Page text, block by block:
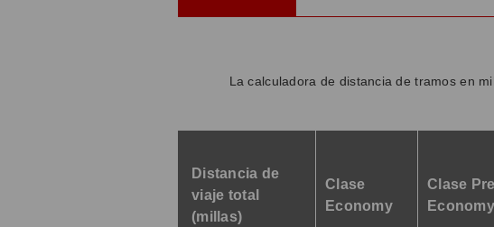
La calculadora de distancia de tramos en
Distancia de
viaje total
(millas)
Clase
Economy
Clase
Economy